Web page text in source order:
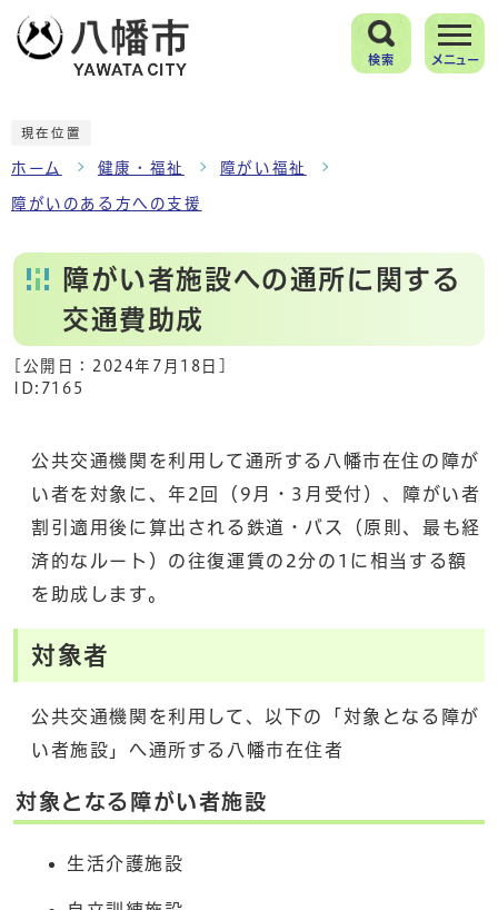
検索 メニュー
現在位置
ホーム 健康・福祉 障がい福祉
障がいのある方への支援
障がい者施設への通所に関する
交通費助成
[公開日： 2024年7月18日
ID:7165
公共交通機関を利用して通所する八幡市在住の障が
い者を対象に、年2回（9月・3月受付）、障がい者
割引適用後に算出される鉄道・バス（原則、最も経
済的なルート）の往復運賃の2分の1に相当する額
を助成します。
対象者
公共交通機関を利用して、以下の「対象となる障が
い者施設」へ通所する八幡市在住者
対象となる障がい者施設
生活介護施設